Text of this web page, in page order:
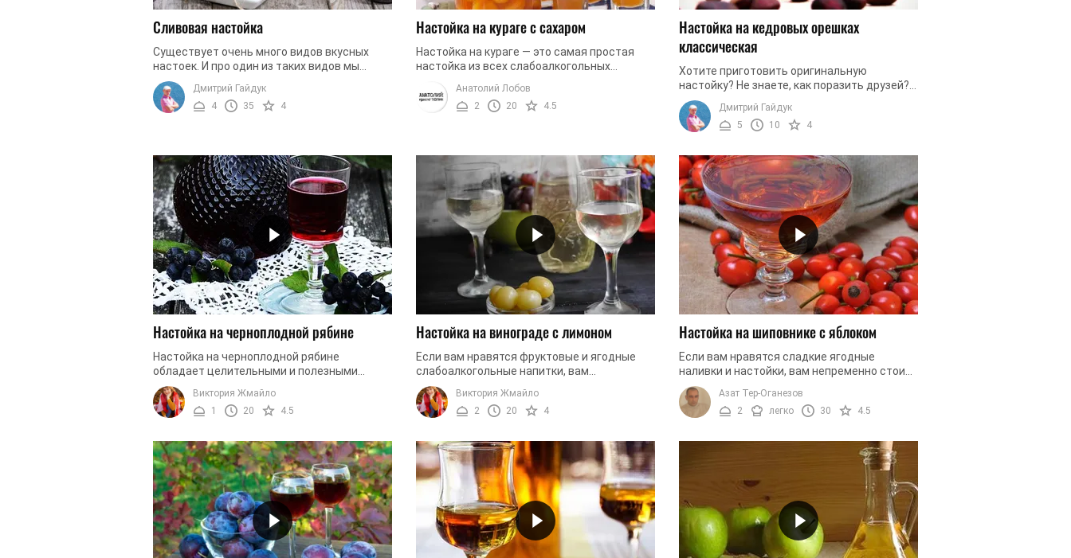
Сливовая настойка
Существует очень много видов вкусных
настоек. И про один из таких видов мы
должны сегодня вам рассказать. В данном
рецепте речь пойдет о сливовой ...
Дмитрий Гайдук
4
35 4
Настойка на кураге с сахаром
Настойка на кураге — это самая простая
настойка из всех слабоалкогольных
домашних условиях. Все, что от вас ...
Анатолий Лобов
2
20 4.5
Настойка на кедровых орешках
классическая
Хотите приготовить оригинальную
настойку? Не знаете, как поразить друзей?
Хотите поднять настроение и подарить
приятные ароматические ощущения своим
...
Дмитрий Гайдук
5
10 4
Настойка на черноплодной рябине
Настойка на черноплодной рябине
обладает целительными и полезными
свойствами. Данный напиток следует
настаивать на хорошо очищенном
самогоне, чтобы ...
Виктория Жмайло
1
20 4.5
Настойка на винограде с лимоном
Если вам нравятся фруктовые и ягодные
слабоалкогольные напитки, вам
обязательно понравится и эта настойка.
Речь идет о настойке на винограде.
Напиток ...
Виктория Жмайло
2
20 4
Настойка на шиповнике с яблоком
Если вам нравятся сладкие ягодные
наливки и настойки, вам непременно стоит
приготовить настойку по этому рецепту.
Шиповник отлично чувствует себя в ...
Азат Тер-Оганезов
2
легко 30 4.5